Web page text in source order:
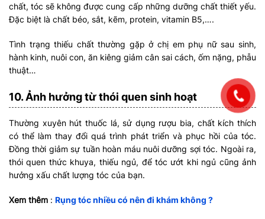
chất, tóc sẽ không được cung cấp những dưỡng chất thiết yếu.
Đặc biệt là chất béo, sắt, kẽm, protein, vitamin B5,….
Tình trạng thiếu chất thường gặp ở chị em phụ nữ sau sinh,
hành kinh, nuôi con, ăn kiêng giảm cân sai cách, ốm nặng, phẫu
thuật…
10. Ảnh hưởng từ thói quen sinh hoạt
Thường xuyên hút thuốc lá, sử dụng rượu bia, chất kích thích
có thể làm thay đổi quá trình phát triển và phục hồi của tóc.
Đồng thời giảm sự tuần hoàn máu nuôi dưỡng sợi tóc. Ngoài ra,
thói quen thức khuya, thiếu ngủ, để tóc ướt khi ngủ cũng ảnh
hưởng xấu chất lượng tóc của bạn.
Xem thêm : Rụng tóc nhiều có nên đi khám không ?